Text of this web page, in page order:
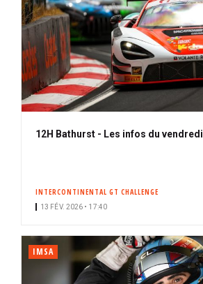
12H Bathurst - Les infos du vendredi
INTERCONTINENTAL GT CHALLENGE
13 FÉV. 2026 • 17:40
IMSA